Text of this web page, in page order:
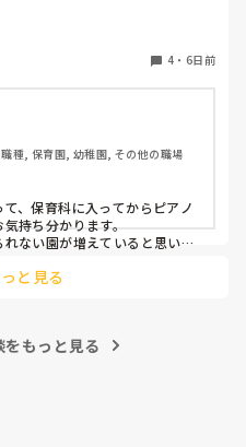
見たと言われる始末です🥲︎
いと考えるだけでゾッとし
4 ・ 6日前
種, 保育園, 幼稚園, その他の職場
、保育科に入ってからピアノ
持ち分かります。
ない園が増えていると思いま
かないかもです(^_^;)
と見る
もっと見る